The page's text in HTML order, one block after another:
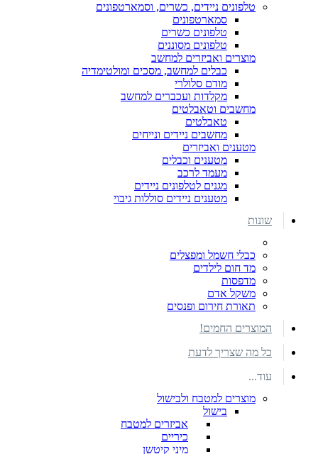
טלפונים ניידים, כשרים, וסמארטפונים
סמארטפונים
טלפונים כשרים
טלפונים מסוננים
מוצרים ואביזרים למחשב
כבלים למחשב, מסכים ומולטימדיה
מודם סלולרי
מקלדות ועכברים למחשב
מחשבים וטאבלטים
טאבלטים
מחשבים ניידים ונייחים
מטענים ואביזרים
מטענים וכבלים
מעמד לרכב
מגנים לטלפונים ניידים
מטענים ניידים סוללות גיבוי
שונות
כבלי חשמל ומפצלים
מד חום לילדים
מדפסות
משקל אדם
תאורת חירום ופנסים
המוצרים החמים!
כל מה שצריך לדעת
עוד...
מוצרים למטבח ולבישול
בישול
אביזרים למטבח
כיריים
מיני קיטשן